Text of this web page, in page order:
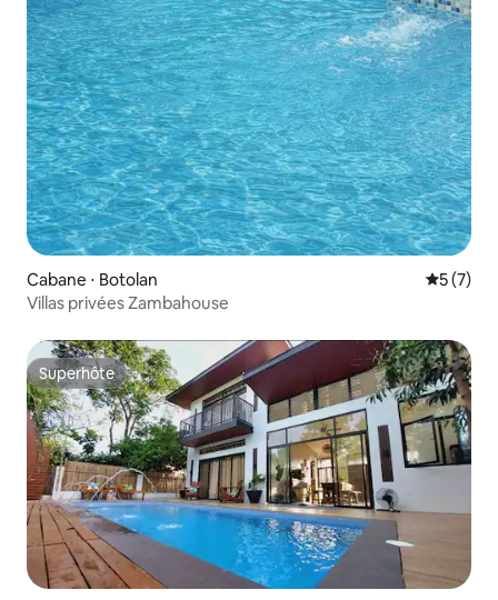
Cabane ⋅ Botolan
5 (7)
Villas privées Zambahouse
Superhôte
Superhôte